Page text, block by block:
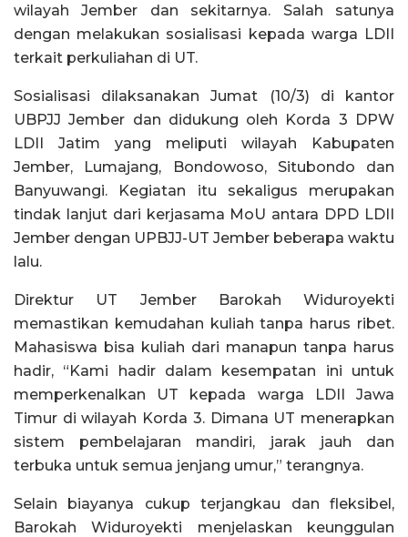
wilayah Jember dan sekitarnya. Salah satunya
dengan melakukan sosialisasi kepada warga LDII
terkait perkuliahan di UT.
Sosialisasi dilaksanakan Jumat (10/3) di kantor
UBPJJ Jember dan didukung oleh Korda 3 DPW
LDII Jatim yang meliputi wilayah Kabupaten
Jember, Lumajang, Bondowoso, Situbondo dan
Banyuwangi. Kegiatan itu sekaligus merupakan
tindak lanjut dari kerjasama MoU antara DPD LDII
Jember dengan UPBJJ-UT Jember beberapa waktu
lalu.
Direktur UT Jember Barokah Widuroyekti
memastikan kemudahan kuliah tanpa harus ribet.
Mahasiswa bisa kuliah dari manapun tanpa harus
hadir, “Kami hadir dalam kesempatan ini untuk
memperkenalkan UT kepada warga LDII Jawa
Timur di wilayah Korda 3. Dimana UT menerapkan
sistem pembelajaran mandiri, jarak jauh dan
terbuka untuk semua jenjang umur,” terangnya.
Selain biayanya cukup terjangkau dan fleksibel,
Barokah Widuroyekti menjelaskan keunggulan